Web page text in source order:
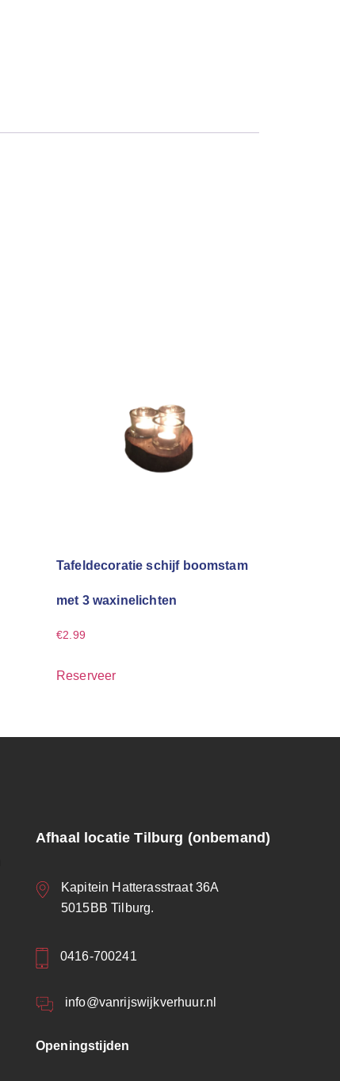
Tafeldecoratie schijf boomstam
met 3 waxinelichten
€2.99
Reserveer
Afhaal locatie Tilburg (onbemand)
Kapitein Hatterasstraat 36A
5015BB Tilburg.
0416-700241
info@vanrijswijkverhuur.nl
Openingstijden